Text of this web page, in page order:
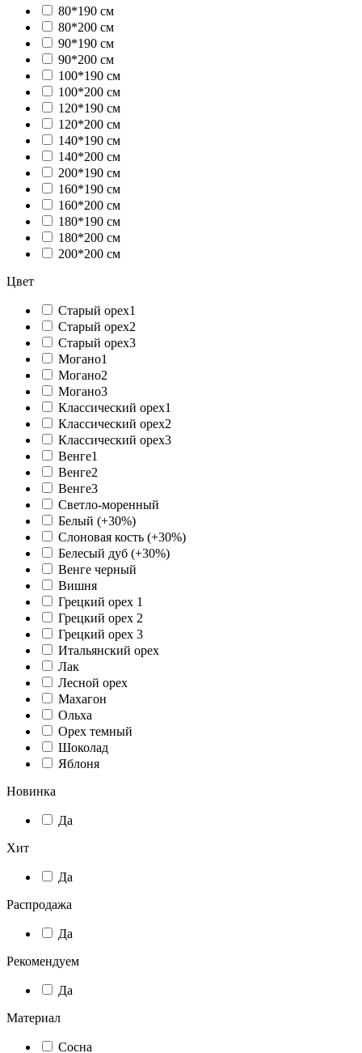
80*190 см
80*200 см
90*190 см
90*200 см
100*190 см
100*200 см
120*190 см
120*200 см
140*190 см
140*200 см
200*190 см
160*190 см
160*200 см
180*190 см
180*200 см
200*200 см
Цвет
Старый орех1
Старый орех2
Старый орех3
Могано1
Могано2
Могано3
Классический орех1
Классический орех2
Классический орех3
Венге1
Венге2
Венге3
Светло-моренный
Белый (+30%)
Слоновая кость (+30%)
Белесый дуб (+30%)
Венге черный
Вишня
Грецкий орех 1
Грецкий орех 2
Грецкий орех 3
Итальянский орех
Лак
Лесной орех
Махагон
Ольха
Орех темный
Шоколад
Яблоня
Новинка
Да
Хит
Да
Распродажа
Да
Рекомендуем
Да
Материал
Сосна